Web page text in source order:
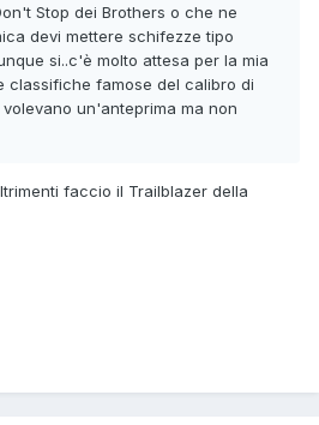
Stop dei Brothers o che ne
devi mettere schifezze tipo
si..c'è molto attesa per la mia
classifiche famose del calibro di
un'anteprima ma non
faccio il Trailblazer della